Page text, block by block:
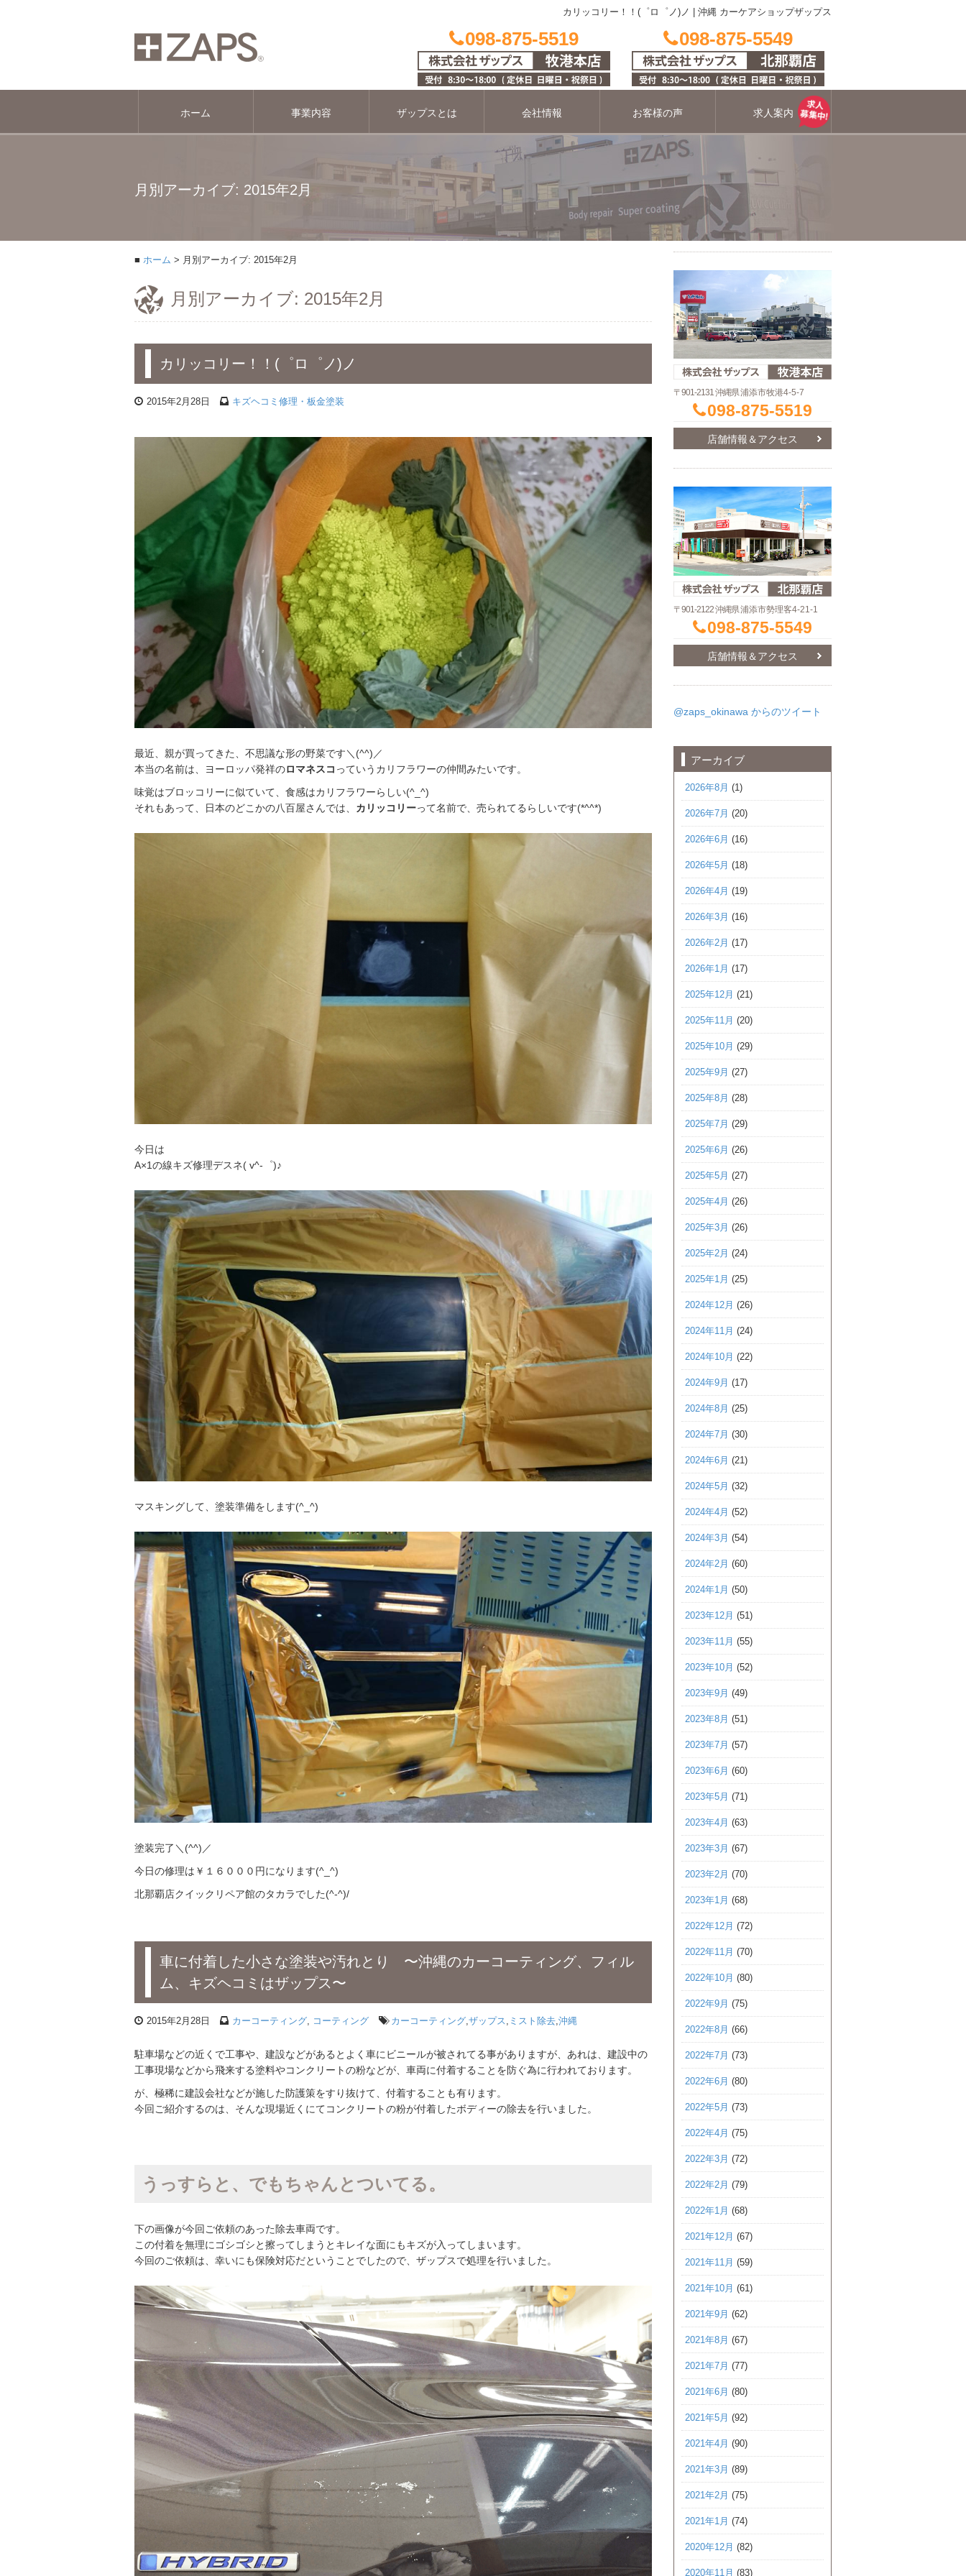
カリッコリー！！(゜ロ゜ノ)ノ 沖縄 カーケアショップザップス
098-875-5519 098-875-5549
ホーム 事業内容 ザップスとは 会社情報 お客様の声 求人案内
月別アーカイブ: 2015年2月
ホーム 月別アーカイブ: 2015年2月
月別アーカイブ: 2015年2月
カリッコリー！！(゜ロ゜ノ)ノ
2015年2月28日 キズヘコミ修理・板金塗装
最近、親が買ってきた、不思議な形の野菜です＼(^^)／
本当の名前は、ヨーロッパ発祥のロマネスコ っていうカリフラワーの仲間みたいです。
味覚はブロッコリーに似ていて、食感はカリフラワーらしい(^_^)
それもあって、日本のどこかの八百屋さんでは、 カリッコリーって名前で、売られてるらしいです(*^^*)
今日は
A×1の線キズ修理デスネ( v^-゜)♪
マスキングして、塗装準備をします(^_^)
塗装完了＼(^^)／
今日の修理は￥１６０００円になります(^_^)
北那覇店クイックリペア館のタカラでした(^-^)/
車に付着した小さな塗装や汚れとり 〜沖縄のカーコーティング、フィル
ム、キズヘコミはザップス〜
2015年2月28日 カーコーティング, コーティング カーコーティング,ザップス, ミスト除去,沖縄
駐車場などの近くで工事や、建設などがあるとよく車にビニールが被されてる事がありますが、あれは、建設中の
工事現場などから飛来する塗料やコンクリートの粉などが、車両に付着することを防ぐ為に行われております。
が、極稀に建設会社などが施した防護策をすり抜けて、付着することも有ります。
今回ご紹介するのは、そんな現場近くにてコンクリートの粉が付着したボディーの除去を行いました。
うっすらと、でもちゃんとついてる。
下の画像が今回ご依頼のあった除去車両です。
この付着を無理にゴシゴシと擦ってしまうとキレイな面にもキズが入ってしまいます。
今回のご依頼は、幸いにも保険対応だということでしたので、ザップスで処理を行いました。
〒901-2131 沖縄県浦添市牧港4-5-7
098-875-5519
店舗情報＆アクセス
〒901-2122 沖縄県浦添市勢理客4-21-1
098-875-5549
店舗情報＆アクセス
@zaps_okinawa からのツイート
アーカイブ
2026年8月 (1)
2026年7月 (20)
2026年6月 (16)
2026年5月 (18)
2026年4月 (19)
2026年3月 (16)
2026年2月 (17)
2026年1月 (17)
2025年12月 (21)
2025年11月 (20)
2025年10月 (29)
2025年9月 (27)
2025年8月 (28)
2025年7月 (29)
2025年6月 (26)
2025年5月 (27)
2025年4月 (26)
2025年3月 (26)
2025年2月 (24)
2025年1月 (25)
2024年12月 (26)
2024年11月 (24)
2024年10月 (22)
2024年9月 (17)
2024年8月 (25)
2024年7月 (30)
2024年6月 (21)
2024年5月 (32)
2024年4月 (52)
2024年3月 (54)
2024年2月 (60)
2024年1月 (50)
2023年12月 (51)
2023年11月 (55)
2023年10月 (52)
2023年9月 (49)
2023年8月 (51)
2023年7月 (57)
2023年6月 (60)
2023年5月 (71)
2023年4月 (63)
2023年3月 (67)
2023年2月 (70)
2023年1月 (68)
2022年12月 (72)
2022年11月 (70)
2022年10月 (80)
2022年9月 (75)
2022年8月 (66)
2022年7月 (73)
2022年6月 (80)
2022年5月 (73)
2022年4月 (75)
2022年3月 (72)
2022年2月 (79)
2022年1月 (68)
2021年12月 (67)
2021年11月 (59)
2021年10月 (61)
2021年9月 (62)
2021年8月 (67)
2021年7月 (77)
2021年6月 (80)
2021年5月 (92)
2021年4月 (90)
2021年3月 (89)
2021年2月 (75)
2021年1月 (74)
2020年12月 (82)
2020年11月 (83)